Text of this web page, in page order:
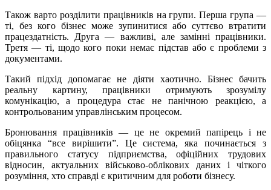
Також варто розділити працівників на групи. Перша група —
ті, без кого бізнес може зупинитися або суттєво втратити
працездатність. Друга — важливі, але замінні працівники.
Третя — ті, щодо кого поки немає підстав або є проблеми з
документами.
Такий підхід допомагає не діяти хаотично. Бізнес бачить
реальну картину, працівники отримують зрозумілу
комунікацію, а процедура стає не панічною реакцією, а
контрольованим управлінським процесом.
Бронювання працівників — це не окремий папірець і не
обіцянка “все вирішити”. Це система, яка починається з
правильного статусу підприємства, офіційних трудових
відносин, актуальних військово-облікових даних і чіткого
розуміння, хто справді є критичним для роботи бізнесу.